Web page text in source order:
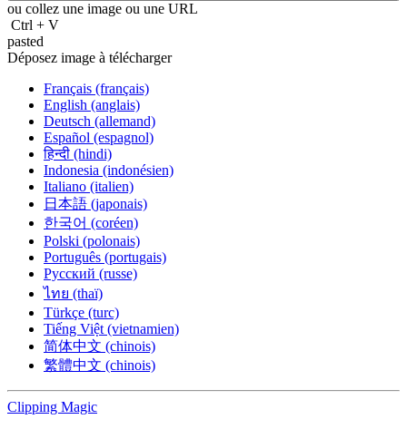
ou collez une image ou une URL
Ctrl + V
pasted
Déposez image à télécharger
Français (français)
English (anglais)
Deutsch (allemand)
Español (espagnol)
हिन्दी (hindi)
Indonesia (indonésien)
Italiano (italien)
日本語 (japonais)
한국어 (coréen)
Polski (polonais)
Português (portugais)
Русский (russe)
ไทย (thaï)
Türkçe (turc)
Tiếng Việt (vietnamien)
简体中文 (chinois)
繁體中文 (chinois)
Clipping Magic